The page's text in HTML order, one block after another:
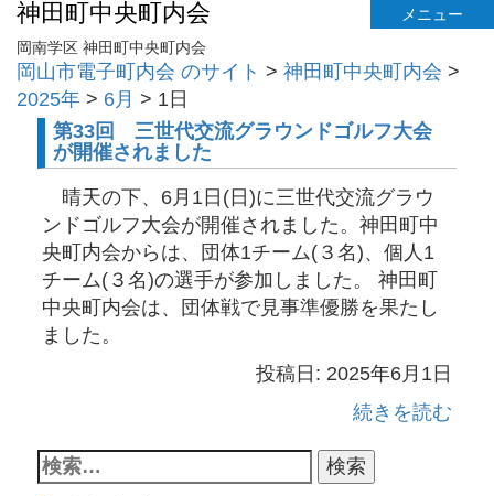
神田町中央町内会
メニュー
岡南学区 神田町中央町内会
岡山市電子町内会 のサイト > 神田町中央町内会 >
2025年 > 6月 > 1日
第33回 三世代交流グラウンドゴルフ大会
が開催されました
晴天の下、6月1日(日)に三世代交流グラウ
ンドゴルフ大会が開催されました。神田町中
央町内会からは、団体1チーム(３名)、個人1
チーム(３名)の選手が参加しました。 神田町
中央町内会は、団体戦で見事準優勝を果たし
ました。
投稿日: 2025年6月1日
続きを読む